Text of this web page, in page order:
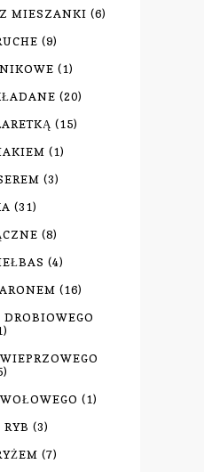
MIESZANKI (6)
(9)
(1)
(20)
(15)
(1)
(3)
(31)
(8)
(4)
(16)
(1)
(3)
(7)